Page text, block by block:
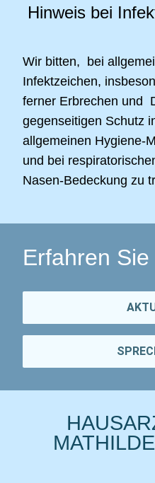
Hinweis bei
Wir bitten, bei
Infektzeichen,
ferner Erbrechen und
gegenseitigen Schutz
allgemeinen Hygiene-
und bei
Nasen-Bedeckung zu
Erfahren